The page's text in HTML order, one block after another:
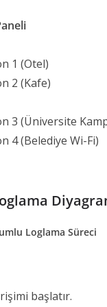
1 (Otel)
2 (Kafe)
3 (Üniversite
4 (Belediye Wi-Fi)
Loglama Süreci
başlatır.